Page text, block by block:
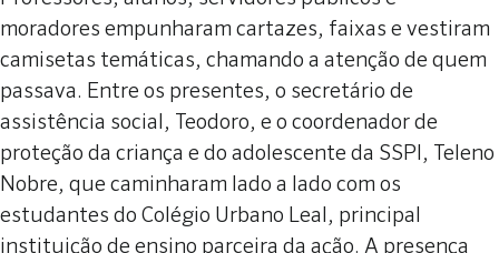
moradores empunharam cartazes, faixas e vestiram
camisetas temáticas, chamando a atenção de quem
passava. Entre os presentes, o secretário de
assistência social, Teodoro, e o coordenador de
proteção da criança e do adolescente da SSPI, Teleno
Nobre, que caminharam lado a lado com os
estudantes do Colégio Urbano Leal, principal
instituição de ensino parceira da ação. A presença